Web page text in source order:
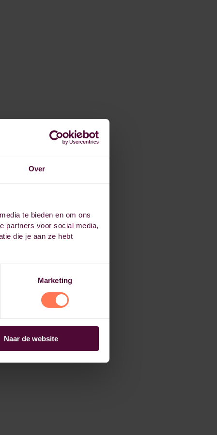
Over
te bieden en om ons
partners voor social media,
die je aan ze hebt
Marketing
Naar de website